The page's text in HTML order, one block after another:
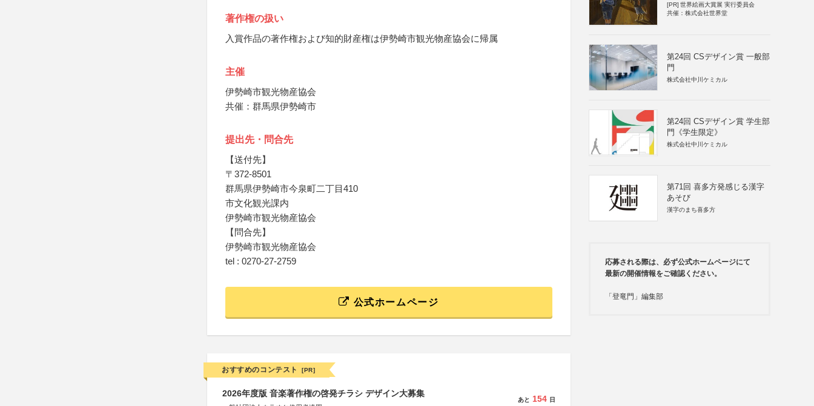
著作権の扱い
入賞作品の著作権および知的財産権は伊勢崎市観光物産協会に帰属
主催
伊勢崎市観光物産協会
共催：群馬県伊勢崎市
提出先・問合先
【送付先】
〒372-8501
群馬県伊勢崎市今泉町二丁目410
市文化観光課内
伊勢崎市観光物産協会
【問合先】
伊勢崎市観光物産協会
tel : 0270-27-2759
公式ホームページ
おすすめのコンテスト [PR]
2026年度版 音楽著作権の啓発チラシ デザイン大募集
あと 154 日
[PR] 世界絵画大賞展 実行委員会
共催：株式会社世界堂
第24回 CSデザイン賞 一般部
門
株式会社中川ケミカル
第24回 CSデザイン賞 学生部
門《学生限定》
株式会社中川ケミカル
第71回 喜多方発感じる漢字
あそび
漢字のまち喜多方
応募される際は、必ず公式ホームページにて
最新の開催情報をご確認ください。
「登竜門」編集部